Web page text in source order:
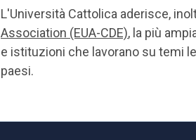
L'Università Cattolica aderisce,
Association (EUA-CDE), la più
e istituzioni che lavorano su temi
paesi.